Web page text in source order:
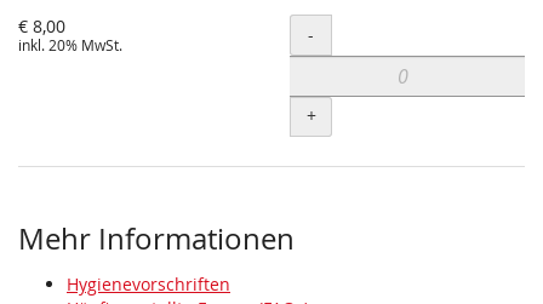
€ 8,00
inkl. 20% MwSt. Menge
-
+
Mehr Informationen
Hygienevorschriften